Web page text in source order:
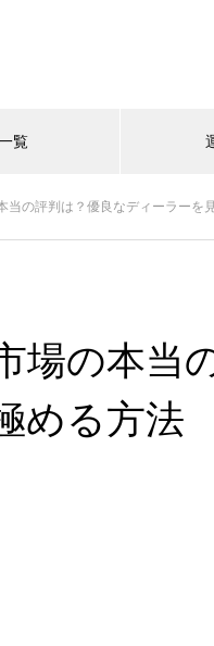
覧
当の評判は？優良なディーラーを
場の本当
める方法